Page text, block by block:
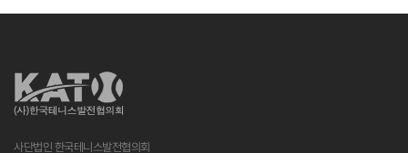
사단법인 한국테니스발전협의회